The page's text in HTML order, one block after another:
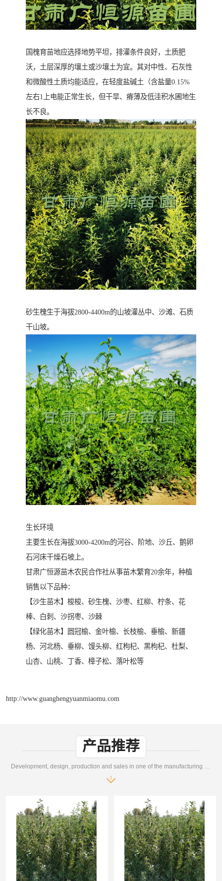
国槐育苗地应选择地势平坦，排灌条件良好，土质肥
沃，土层深厚的壤土或沙壤土为宜。其对中性、石灰性
和微酸性土质均能适应，在轻度盐碱土（含盐量0.15%
左右1上电能正常生长，但干旱、瘠薄及低洼积水圃地生
长不良。
砂生槐生于海拔2800-4400m的山坡灌丛中、沙滩、石质
干山坡。
生长环境
主要生长在海拔3000-4200m的河谷、阶地、沙丘、鹅卵
石河床干燥石坡上。
甘肃广恒源苗木农民合作社从事苗木繁育20余年，种植
销售以下品种：
【沙生苗木】梭梭、砂生槐、沙枣、红柳、柠条、花
棒、白刺、沙拐枣、沙棘
【绿化苗木】圆冠榆、金叶榆、长枝榆、垂榆、新疆
杨、河北杨、垂柳、馒头柳、红枸杞、黑枸杞、杜梨、
山杏、山桃、丁香、樟子松、落叶松等
http://www.guanghengyuanmiaomu.com
产品推荐